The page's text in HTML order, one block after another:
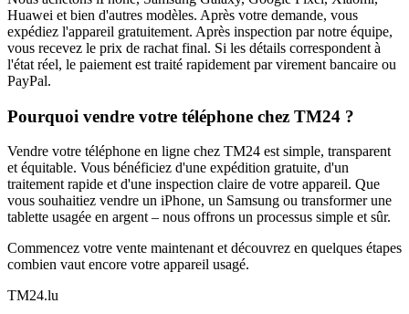
Huawei et bien d'autres modèles. Après votre demande, vous
expédiez l'appareil gratuitement. Après inspection par notre équipe,
vous recevez le prix de rachat final. Si les détails correspondent à
l'état réel, le paiement est traité rapidement par virement bancaire ou
PayPal.
Pourquoi vendre votre téléphone chez TM24 ?
Vendre votre téléphone en ligne chez TM24 est simple, transparent
et équitable. Vous bénéficiez d'une expédition gratuite, d'un
traitement rapide et d'une inspection claire de votre appareil. Que
vous souhaitiez vendre un iPhone, un Samsung ou transformer une
tablette usagée en argent – nous offrons un processus simple et sûr.
Commencez votre vente maintenant et découvrez en quelques étapes
combien vaut encore votre appareil usagé.
TM24.lu